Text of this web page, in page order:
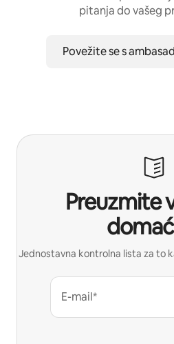
pitanja do vašeg
Povežite se s
Preuzmite
Jednostavna kontrolna lista za to
E-mail*